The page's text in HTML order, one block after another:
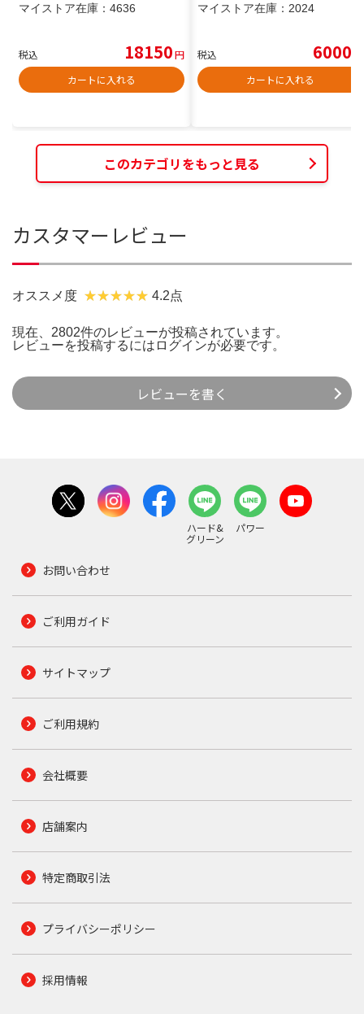
マイストア在庫： 4636
税込 18150円
カートに入れる
マイストア在庫： 2024
税込 6000
カートに入れる
このカテゴリをもっと見る
カスタマーレビュー
オススメ度 4.2点
現在、2802件のレビューが投稿されています。
レビューを投稿するには ログインが必要です。
レビューを書く
ハード&
グリーン
パワー
お問い合わせ
ご利用ガイド
サイトマップ
ご利用規約
会社概要
店舗案内
特定商取引法
プライバシーポリシー
採用情報